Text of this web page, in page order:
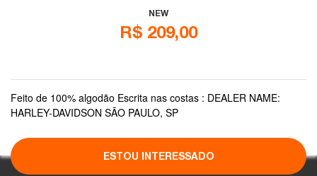
NEW
R$ 209,00
Feito de 100% algodão Escrita nas costas : DEALER NAME:
HARLEY-DAVIDSON SÃO PAULO, SP
ESTOU INTERESSADO